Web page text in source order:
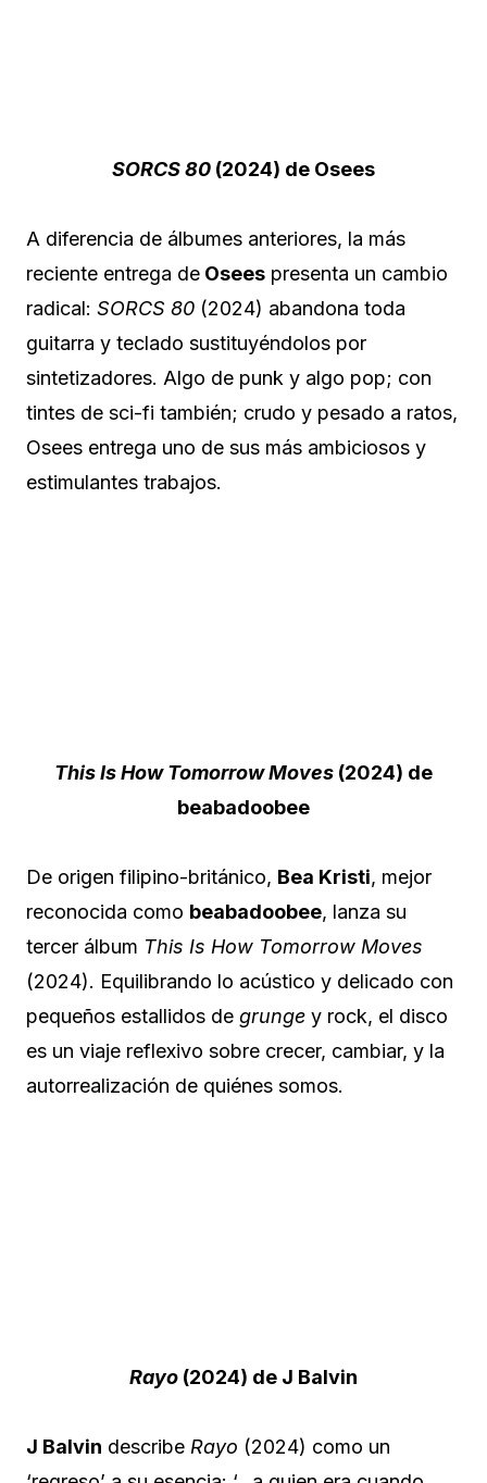
SORCS 80 (2024) de Osees
A diferencia de álbumes anteriores, la más
reciente entrega de Osees presenta un cambio
radical: SORCS 80 (2024) abandona toda
guitarra y teclado sustituyéndolos por
sintetizadores. Algo de punk y algo pop; con
tintes de sci-fi también; crudo y pesado a ratos,
Osees entrega uno de sus más ambiciosos y
estimulantes trabajos.
This Is How Tomorrow Moves (2024) de
beabadoobee
De origen filipino-británico, Bea Kristi, mejor
reconocida como beabadoobee, lanza su
tercer álbum This Is How Tomorrow Moves
(2024). Equilibrando lo acústico y delicado con
pequeños estallidos de grunge y rock, el disco
es un viaje reflexivo sobre crecer, cambiar, y la
autorrealización de quiénes somos.
Rayo (2024) de J Balvin
J Balvin describe Rayo (2024) como un